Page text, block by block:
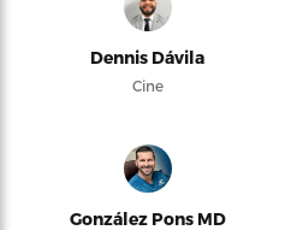
Dennis Dávila
Cine
González Pons MD